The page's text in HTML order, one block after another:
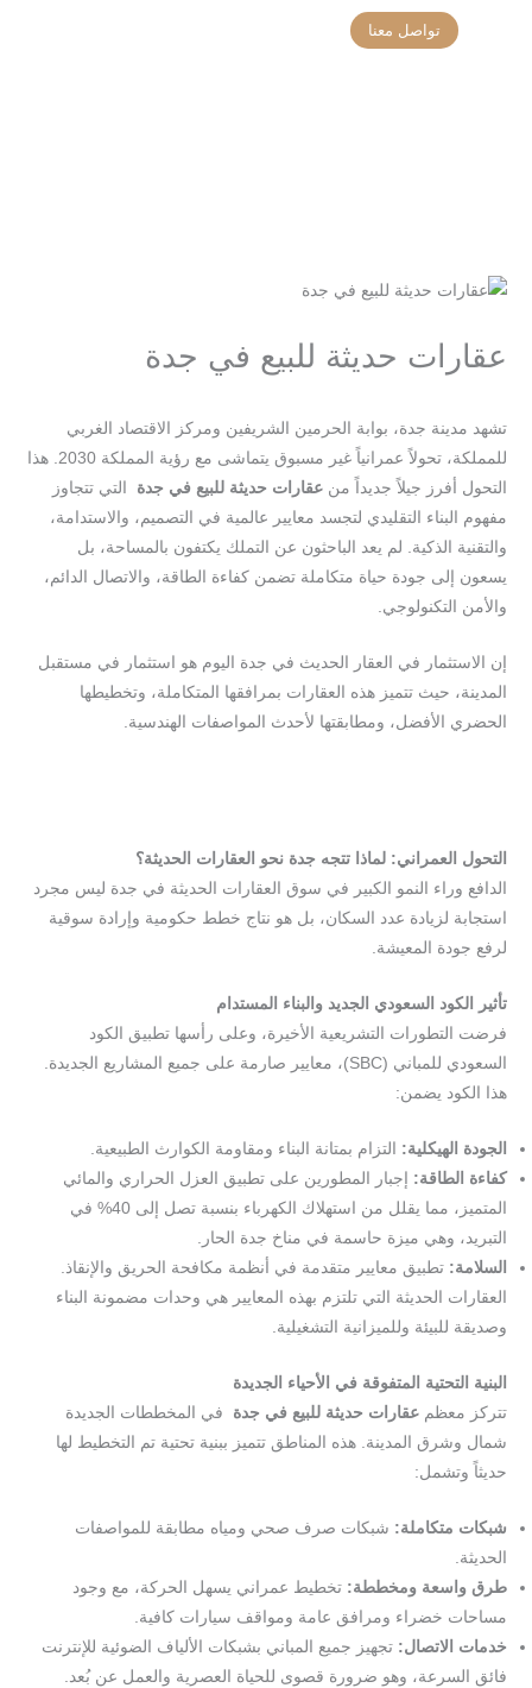
تواصل معنا
عقارات حديثة للبيع في جدة
تشهد مدينة جدة، بوابة الحرمين الشريفين ومركز الاقتصاد الغربي
للمملكة، تحولاً عمرانياً غير مسبوق يتماشى مع رؤية المملكة 2030. هذا
التحول أفرز جيلاً جديداً منعقارات حديثة للبيع في جدة التي تتجاوز
مفهوم البناء التقليدي لتجسد معايير عالمية في التصميم، والاستدامة،
والتقنية الذكية. لم يعد الباحثون عن التملك يكتفون بالمساحة، بل
يسعون إلى جودة حياة متكاملة تضمن كفاءة الطاقة، والاتصال الدائم،
والأمن التكنولوجي.
إن الاستثمار في العقار الحديث في جدة اليوم هو استثمار في مستقبل
المدينة، حيث تتميز هذه العقارات بمرافقها المتكاملة، وتخطيطها
الحضري الأفضل، ومطابقتها لأحدث المواصفات الهندسية.
التحول العمراني: لماذا تتجه جدة نحو العقارات الحديثة؟
الدافع وراء النمو الكبير في سوق العقارات الحديثة في جدة ليس مجرد
استجابة لزيادة عدد السكان، بل هو نتاج خطط حكومية وإرادة سوقية
لرفع جودة المعيشة.
تأثير الكود السعودي الجديد والبناء المستدام
فرضت التطورات التشريعية الأخيرة، وعلى رأسها تطبيق الكود
السعودي للمباني (SBC)، معايير صارمة على جميع المشاريع الجديدة.
هذا الكود يضمن:
الجودة الهيكلية: التزام بمتانة البناء ومقاومة الكوارث الطبيعية.
كفاءة الطاقة: إجبار المطورين على تطبيق العزل الحراري والمائي
المتميز، مما يقلل من استهلاك الكهرباء بنسبة تصل إلى 40% في
التبريد، وهي ميزة حاسمة في مناخ جدة الحار.
السلامة: تطبيق معايير متقدمة في أنظمة مكافحة الحريق والإنقاذ.
العقارات الحديثة التي تلتزم بهذه المعايير هي وحدات مضمونة البناء
وصديقة للبيئة وللميزانية التشغيلية.
البنية التحتية المتفوقة في الأحياء الجديدة
تتركز معظمعقارات حديثة للبيع في جدة في المخططات الجديدة
شمال وشرق المدينة. هذه المناطق تتميز ببنية تحتية تم التخطيط لها
حديثاً وتشمل:
شبكات متكاملة: شبكات صرف صحي ومياه مطابقة للمواصفات
الحديثة.
طرق واسعة ومخططة: تخطيط عمراني يسهل الحركة، مع وجود
مساحات خضراء ومرافق عامة ومواقف سيارات كافية.
خدمات الاتصال: تجهيز جميع المباني بشبكات الألياف الضوئية للإنترنت
فائق السرعة، وهو ضرورة قصوى للحياة العصرية والعمل عن بُعد.